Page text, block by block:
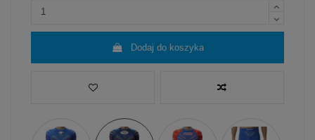
Dodaj do koszyka